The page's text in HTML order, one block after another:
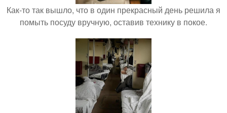
Как-то так вышло, что в один прекрасный день решила я
помыть посуду вручную, оставив технику в покое.